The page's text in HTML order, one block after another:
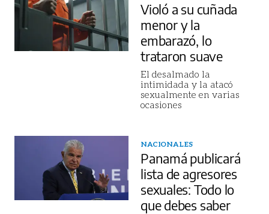
Violó a su cuñada
menor y la
embarazó, lo
trataron suave
El desalmado la
intimidada y la atacó
sexualmente en varias
ocasiones
NACIONALES
Panamá publicará
lista de agresores
sexuales: Todo lo
que debes saber